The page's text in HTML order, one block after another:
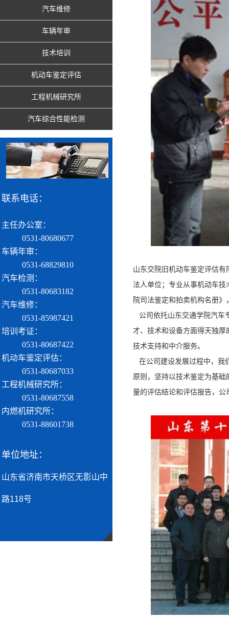
汽车维修
车辆年审
技术培训
机动车鉴定评估
工程机械研究所
汽车综合性能检测
联系电话：
主任办公室：
0531-80680677
车辆年审：
0531-68829810
汽车检测：
0531-80683182
汽车维修：
0531-85987421
培训考证：
0531-80687422
机动车鉴定评估：
0531-80687033
工程机械研究所：
0531-80687558
内燃机研究所：
0531-88601738
单位地址：
山东省济南市天桥区无影山中
路118号
山东交院旧机动车鉴定评估
法人单位；专业从事机动车
院司法鉴定和拍卖机构名册
公司依托山东交通学院汽车
才、技术和设备方面得天独
技术支持和中介服务。
在公司建设发展过程中，我
原则，坚持以技术鉴定为基
量的评估结论和评估报告，